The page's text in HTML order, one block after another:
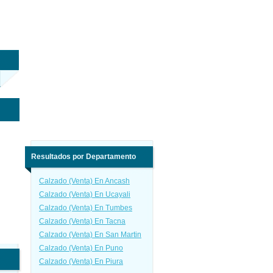
Resultados por Departamento
Calzado (Venta) En Ancash
Calzado (Venta) En Ucayali
Calzado (Venta) En Tumbes
Calzado (Venta) En Tacna
Calzado (Venta) En San Martin
Calzado (Venta) En Puno
Calzado (Venta) En Piura